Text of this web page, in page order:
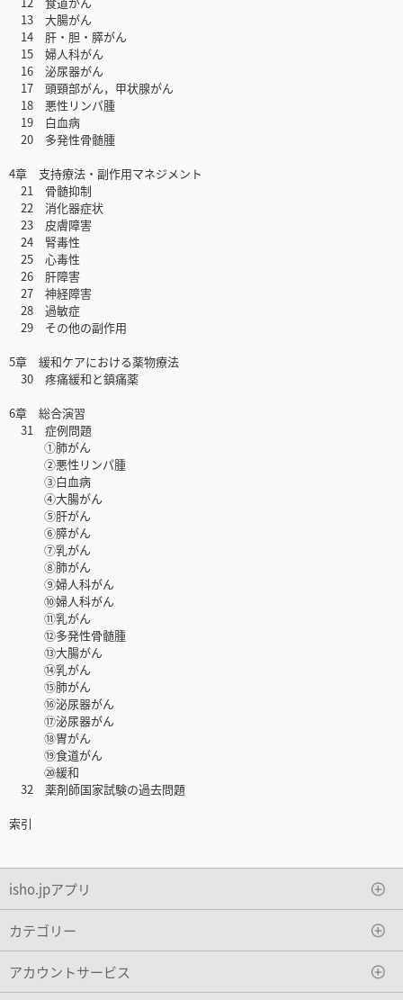
13 大腸がん
14 肝・胆・膵がん
15 婦人科がん
16 泌尿器がん
17 頭頸部がん，甲状腺がん
18 悪性リンパ腫
19 白血病
20 多発性骨髄腫
4章 支持療法・副作用マネジメント
21 骨髄抑制
22 消化器症状
23 皮膚障害
24 腎毒性
25 心毒性
26 肝障害
27 神経障害
28 過敏症
29 その他の副作用
5章 緩和ケアにおける薬物療法
30 疼痛緩和と鎮痛薬
6章 総合演習
31 症例問題
①肺がん
②悪性リンパ腫
③白血病
④大腸がん
⑤肝がん
⑥膵がん
⑦乳がん
⑧肺がん
⑨婦人科がん
⑩婦人科がん
⑪乳がん
⑫多発性骨髄腫
⑬大腸がん
⑭乳がん
⑮肺がん
⑯泌尿器がん
⑰泌尿器がん
⑱胃がん
⑲食道がん
⑳緩和
32 薬剤師国家試験の過去問題
索引
isho.jpアプリ
カテゴリー
アカウントサービス